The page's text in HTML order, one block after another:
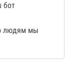
бот
людям мы